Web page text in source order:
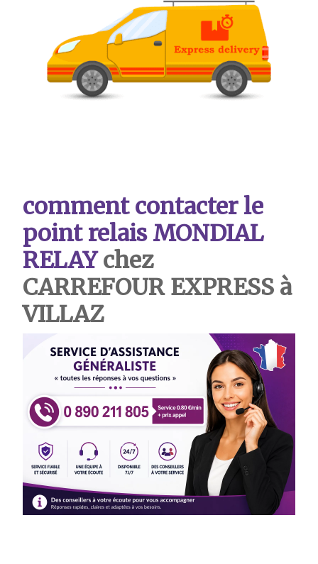
comment contacter le
point relais MONDIAL
RELAYchez
CARREFOUR EXPRESS à
VILLAZ